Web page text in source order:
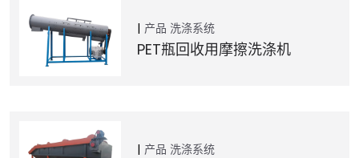
产品 洗涤系统
PET瓶回收用摩擦洗涤机
产品 洗涤系统